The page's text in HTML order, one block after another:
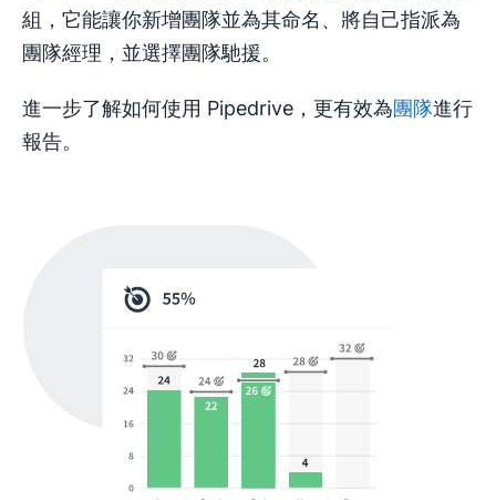
組，它能讓你新增團隊並為其命名、將自己指派為
團隊經理，並選擇團隊馳援。
進一步了解如何使用 Pipedrive，更有效為團隊進行
報告。